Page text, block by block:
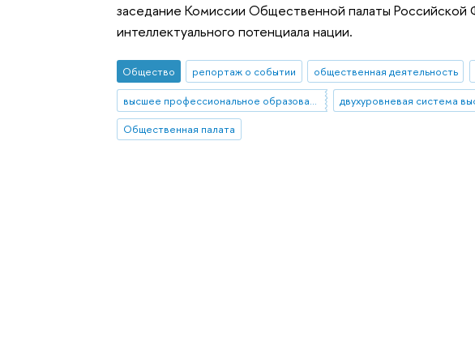
заседание Комиссии Общественной палаты
интеллектуального потенциала нации.
Общество репортаж о событии общественная деятельность
высшее профессиональное образование
Общественная палата